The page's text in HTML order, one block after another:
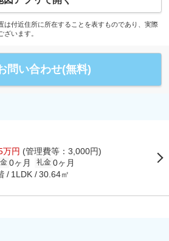
付近住所に所在することを表すものであり、実際
います。
問い合わせ(無料)
万円 (管理費等：3,000円)
0ヶ月 礼金 0ヶ月
1LDK 30.64㎡